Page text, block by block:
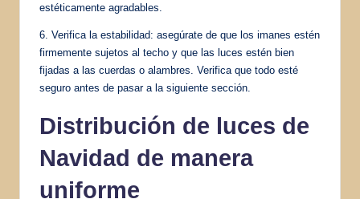
estéticamente agradables.
6. Verifica la estabilidad: asegúrate de que los imanes estén
firmemente sujetos al techo y que las luces estén bien
fijadas a las cuerdas o alambres. Verifica que todo esté
seguro antes de pasar a la siguiente sección.
Distribución de luces de
Navidad de manera
uniforme